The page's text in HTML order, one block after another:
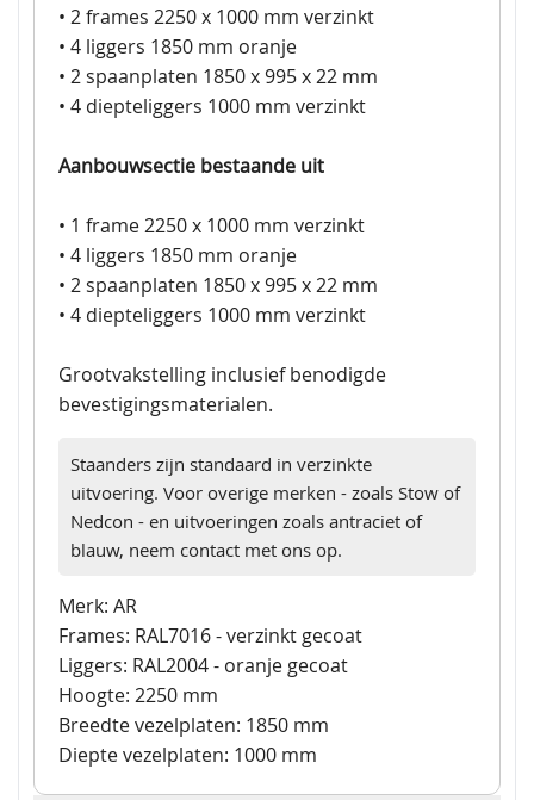
• 2 frames 2250 x 1000 mm verzinkt
• 4 liggers 1850 mm oranje
• 2 spaanplaten 1850 x 995 x 22 mm
• 4 diepteliggers 1000 mm verzinkt
Aanbouwsectie bestaande uit
• 1 frame 2250 x 1000 mm verzinkt
• 4 liggers 1850 mm oranje
• 2 spaanplaten 1850 x 995 x 22 mm
• 4 diepteliggers 1000 mm verzinkt
Grootvakstelling inclusief benodigde
bevestigingsmaterialen.
Staanders zijn standaard in verzinkte
uitvoering. Voor overige merken - zoals Stow of
Nedcon - en uitvoeringen zoals antraciet of
blauw, neem contact met ons op.
Merk: AR
Frames: RAL7016 - verzinkt gecoat
Liggers: RAL2004 - oranje gecoat
Hoogte: 2250 mm
Breedte vezelplaten: 1850 mm
Diepte vezelplaten: 1000 mm